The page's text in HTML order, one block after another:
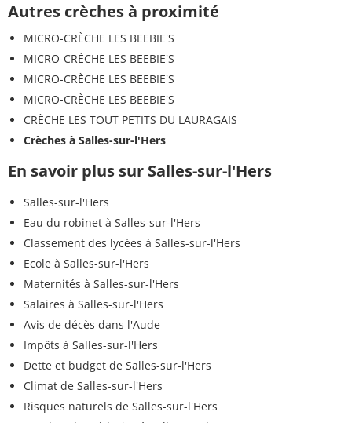
Autres crèches à proximité
MICRO-CRÈCHE LES BEEBIE'S
MICRO-CRÈCHE LES BEEBIE'S
MICRO-CRÈCHE LES BEEBIE'S
MICRO-CRÈCHE LES BEEBIE'S
CRÈCHE LES TOUT PETITS DU LAURAGAIS
Crèches à Salles-sur-l'Hers
En savoir plus sur Salles-sur-l'Hers
Salles-sur-l'Hers
Eau du robinet à Salles-sur-l'Hers
Classement des lycées à Salles-sur-l'Hers
Ecole à Salles-sur-l'Hers
Maternités à Salles-sur-l'Hers
Salaires à Salles-sur-l'Hers
Avis de décès dans l'Aude
Impôts à Salles-sur-l'Hers
Dette et budget de Salles-sur-l'Hers
Climat de Salles-sur-l'Hers
Risques naturels de Salles-sur-l'Hers